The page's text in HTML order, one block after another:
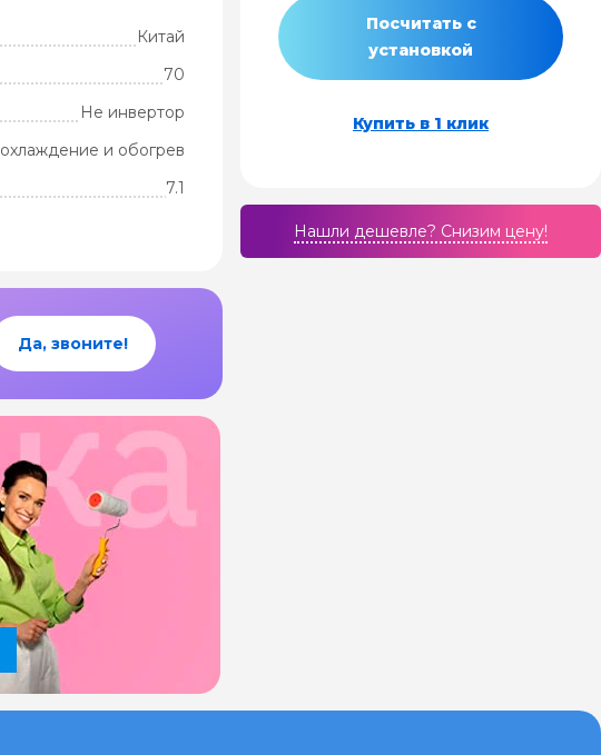
Китай
70
Не инвертор
охлаждение и обогрев
7.1
Да, звоните!
Посчитать с
установкой
Купить в 1 клик
Нашли дешевле? Cнизим цену!